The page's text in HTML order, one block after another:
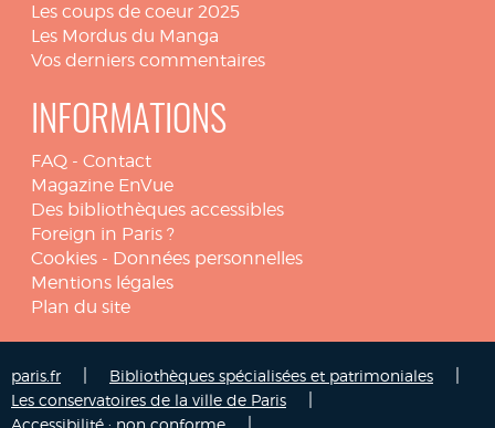
Les coups de coeur 2025
Les Mordus du Manga
Vos derniers commentaires
INFORMATIONS
FAQ - Contact
Magazine EnVue
Des bibliothèques accessibles
Foreign in Paris ?
Cookies - Données personnelles
Mentions légales
Plan du site
paris.fr Bibliothèques spécialisées et patrimoniales
Les conservatoires de la ville de Paris
Accessibilité : non conforme